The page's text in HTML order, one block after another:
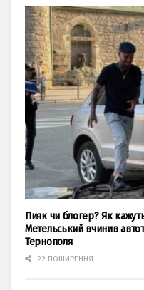
Пияк чи блогер? Як
Метельський вчинив
Тернополя
22 ПОШИРЕННЯ